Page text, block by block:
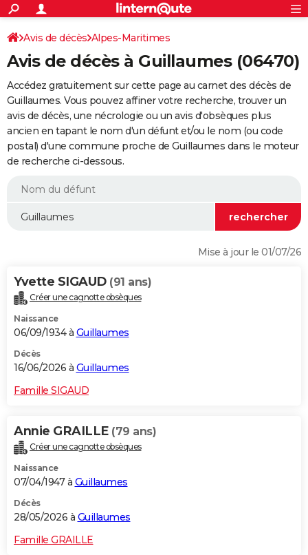
ACTUALITÉS
Politique
Société
Faits Divers
Education
Monde
Villes
+
SPORT
Coupe du monde 2026
Football
Tennis
Cyclisme
Rugby
Forum
Programme TV
TNT
Streaming
Cinéma
Sorties cinéma
Musique
+
FINANCE
Retraite
Impôts
Epargne
Immobilier
Risques naturels par ville
Banque
Assurance
Crédit
AUTO
Essais
Réserver un essai
Citadines
Berlines
SUV
Forum auto
+
HIGH-TECH
BRICOLAGE
WEEK-END
Alimentation
Guide de la santé
Maladies
Médicaments
Sommeil
VOYAGE
Destinations
City break
Voyage nature
Voyage de noces
Forum
Climat
+PHOTO
GUIDES D'ACHAT
Carte de Noël
Carte Bonne année
Carte Saint-Valentin
Carte Pâques
Carte d'anniversaire
DICTIONNAIRE
Dictionnaire
Biographies
Citations
Expressions
Proverbes
PROGRAMME TV
S'inscrire
Se connecter
Lycées
Collèges
Primaires
Universités
Entreprises
Service militaire
Avis de recherche
AVIS DE DÉCÈS
FORUM
S'inscrire
Connexion
Avis de décès Alpes-Maritimes
Avis de décès à Guillaumes (06470)
Accédez gratuitement sur cette page au carnet des décès de
Guillaumes. Vous pouvez affiner votre recherche, trouver un
avis de décès, une nécrologie ou un avis d'obsèques plus
ancien en tapant le nom d'un défunt et/ou le nom (ou code
postal) d'une commune proche de Guillaumes dans le moteur
de recherche ci-dessous.
Mise à jour le 01/07/26
Yvette SIGAUD (91 ans)
Créer une cagnotte obsèques
Naissance
06/09/1934 à Guillaumes
Décès
16/06/2026 à Guillaumes
Famille SIGAUD
Annie GRAILLE (79 ans)
Créer une cagnotte obsèques
Naissance
07/04/1947 à Guillaumes
Décès
28/05/2026 à Guillaumes
Famille GRAILLE